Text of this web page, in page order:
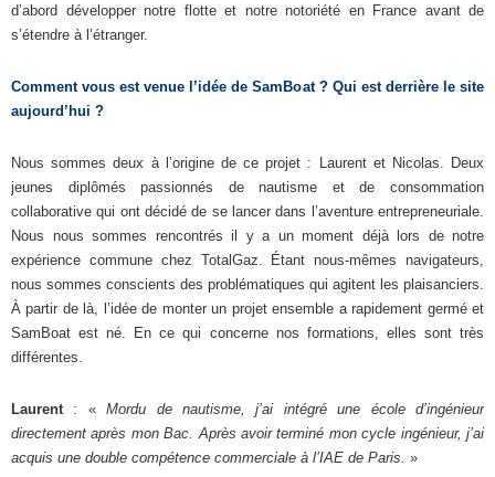
d’abord développer notre flotte et notre notoriété en France avant de
s’étendre à l’étranger.
Comment vous est venue l’idée de SamBoat ? Qui est derrière le site
aujourd’hui ?
Nous sommes deux à l’origine de ce projet : Laurent et Nicolas. Deux
jeunes diplômés passionnés de nautisme et de consommation
collaborative qui ont décidé de se lancer dans l’aventure entrepreneuriale.
Nous nous sommes rencontrés il y a un moment déjà lors de notre
expérience commune chez TotalGaz. Étant nous-mêmes navigateurs,
nous sommes conscients des problématiques qui agitent les plaisanciers.
À partir de là, l’idée de monter un projet ensemble a rapidement germé et
SamBoat est né. En ce qui concerne nos formations, elles sont très
différentes.
Laurent: «Mordu de nautisme, j’ai intégré une école d’ingénieur
directement après mon Bac. Après avoir terminé mon cycle ingénieur, j’ai
acquis une double compétence commerciale à l’IAE de Paris. »